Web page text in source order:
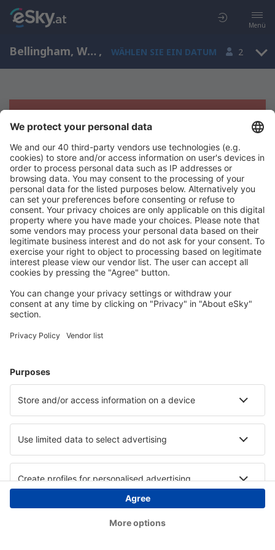
Menü
Bellingham, Washington, USA , WÄHLEN SIE EIN DATUM 2
Es tut uns leid, wir können keine
Ergebnisse aufzeigen
Bitte starten Sie Ihre Suche erneut mit anderen Suchkriterien.
Copyright © eSky.at. Alle Rechte vorbehalten.